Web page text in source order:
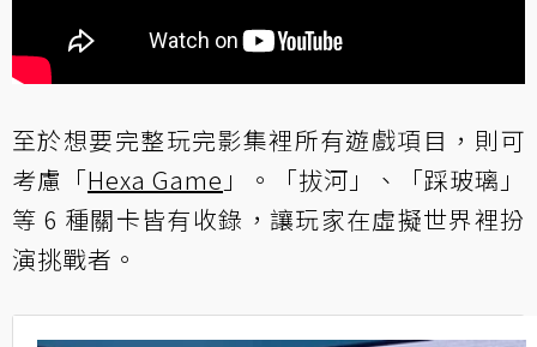
至於想要完整玩完影集裡所有遊戲項目，則可
考慮「Hexa Game 」。「拔河」、「踩玻璃」
等 6 種關卡皆有收錄，讓玩家在虛擬世界裡扮
演挑戰者。